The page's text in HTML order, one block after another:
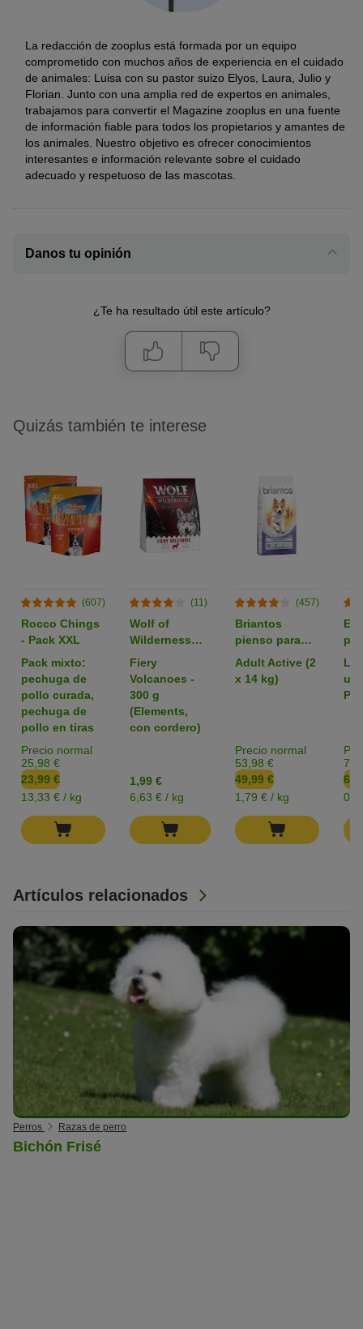
La redacción de zooplus está formada por un equipo
comprometido con muchos años de experiencia en el cuidado
de animales: Luisa con su pastor suizo Elyos, Laura, Julio y
Florian. Junto con una amplia red de expertos en animales,
trabajamos para convertir el Magazine zooplus en una fuente
de información fiable para todos los propietarios y amantes de
los animales. Nuestro objetivo es ofrecer conocimientos
interesantes e información relevante sobre el cuidado
adecuado y respetuoso de las mascotas.
Danos tu opinión
¿Te ha resultado útil este artículo?
Artículos relacionados
Perros Razas de perro
Bichón Frisé
Quizás también te interese
(607)
Rocco Chings
- Pack XXL
Pack mixto:
pechuga de
pollo curada,
pechuga de
pollo en tiras
Precio normal
25,98 €
23,99 €
13,33 € / kg
(11)
Wolf of
Wilderness
pienso para
perros -
Formato de
prueba
Fiery
Volcanoes -
300 g
(Elements,
con cordero)
1,99 €
6,63 € / kg
(457)
Briantos
pienso para
perros - Pack
Ahorro
Adult Active (2
x 14 kg)
Precio normal
53,98 €
49,99 €
1,79 € / kg
L: